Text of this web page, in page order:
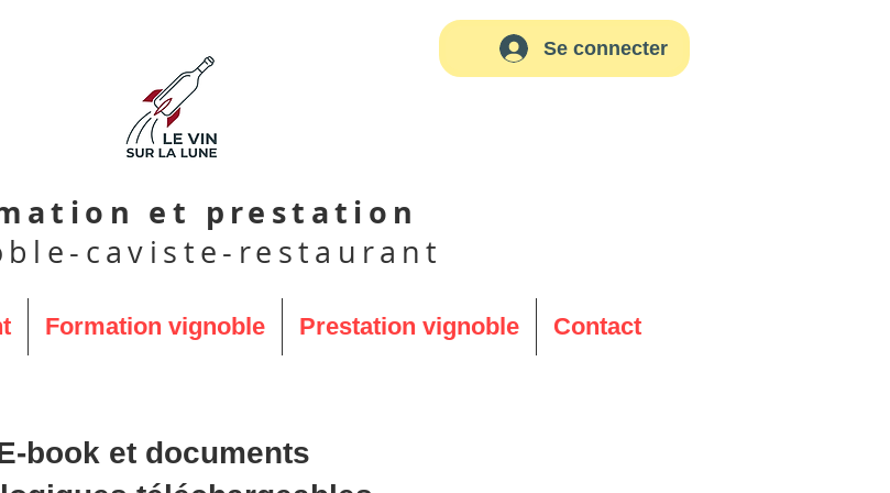
Se connecter
et prestation
caviste-restaurant
Formation vignoble Prestation vignoble Contact
book et documents